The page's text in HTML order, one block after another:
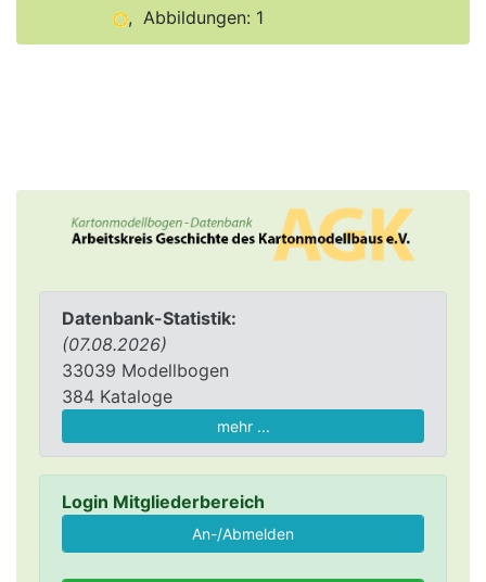
Datenbank-Statistik:
(07.08.2026)
33039 Modellbogen
384 Kataloge
mehr ...
Login Mitgliederbereich
, Abbildungen: 1